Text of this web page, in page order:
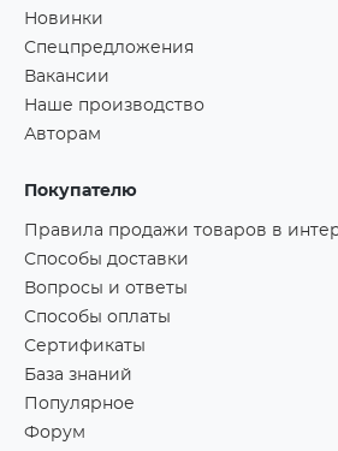
Новинки
Спецпредложения
Вакансии
Наше производство
Авторам
Покупателю
Правила продажи товаров в
Способы доставки
Вопросы и ответы
Способы оплаты
Сертификаты
База знаний
Популярное
Форум